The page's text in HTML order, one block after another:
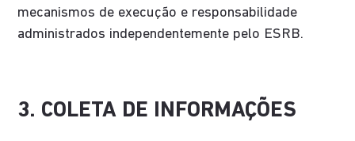
mecanismos de execução e responsabilidade
administrados independentemente pelo ESRB.
3. COLETA DE INFORMAÇÕES